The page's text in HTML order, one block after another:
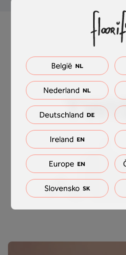
België NL
Nederland NL
Deutschland DE
Ireland EN
Europe EN
Slovensko SK